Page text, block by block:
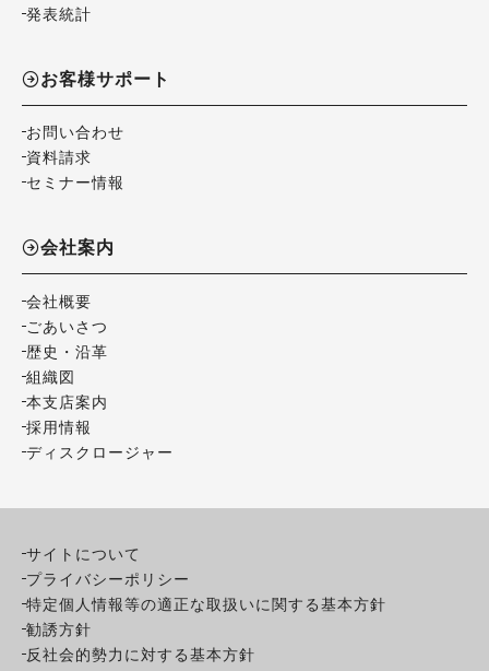
発表統計
お客様サポート
お問い合わせ
資料請求
セミナー情報
会社案内
会社概要
ごあいさつ
歴史・沿革
組織図
本支店案内
採用情報
ディスクロージャー
サイトについて
プライバシーポリシー
特定個人情報等の適正な取扱いに関する基本方針
勧誘方針
反社会的勢力に対する基本方針